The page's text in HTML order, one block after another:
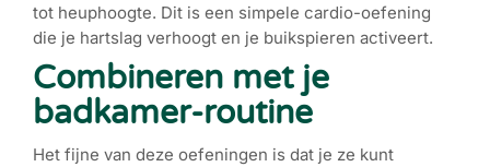
tot heuphoogte. Dit is een simpele cardio-oefening
die je hartslag verhoogt en je buikspieren activeert.
Combineren met je
badkamer-routine
Het fijne van deze oefeningen is dat je ze kunt